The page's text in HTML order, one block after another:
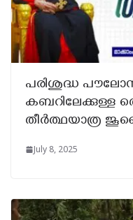
പരിശുദ്ധ
കബറിലേക്കുള്ള
തീർത്ഥയാത്ര
July 8, 2025